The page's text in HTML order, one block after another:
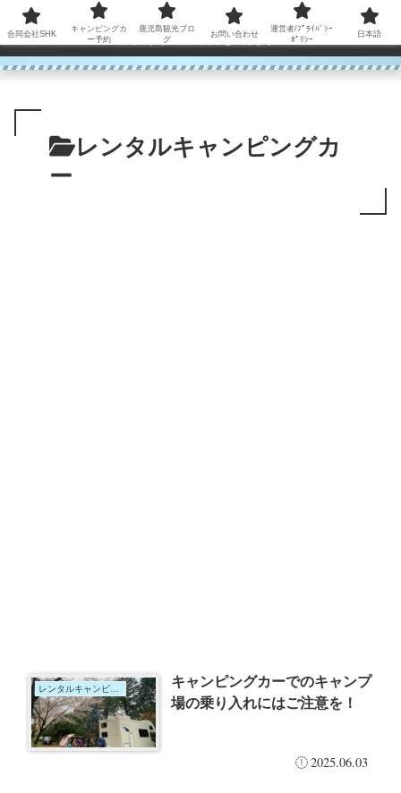
コンテンツへスキップ
鹿児島から世界に笑顔を広げます！
レンタルキャンピングカ
ー
レンタルキャンピングカー
キャンピングカーでのキャンプ
場の乗り入れにはご注意を！
2025.06.03
合同会社SHK
キャンピングカ
ー予約
鹿児島観光ブロ
グ
お問い合わせ
運営者/ﾌﾟﾗｲﾊﾞｼｰ
ﾎﾟﾘｼｰ
日本語